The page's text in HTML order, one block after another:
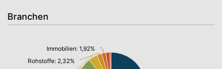
Branchen
Rohstoffe: 2,32%
Immobilien: 1,92%